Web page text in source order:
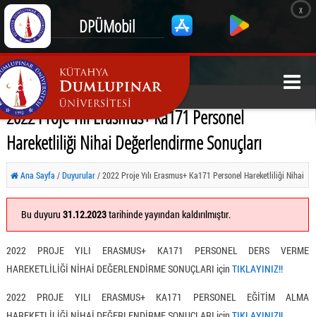
DPÜMobil
x
2022 Proje Yılı Erasmus+ Ka171 Personel
Hareketliliği Nihai Değerlendirme Sonuçları
Ana Sayfa /Duyurular/ 2022 Proje Yılı Erasmus+ Ka171 Personel Hareketliliği Nihai
Değerlendirme Sonuçları
Bu duyuru 31.12.2023tarihinde yayından kaldırılmıştır.
2022 PROJE YILI ERASMUS+ KA171 PERSONEL DERS VERME
HAREKETLİLİĞİ NİHAİ DEĞERLENDİRME SONUÇLARI için TIKLAYINIZ!!
2022 PROJE YILI ERASMUS+ KA171 PERSONEL EĞİTİM ALMA